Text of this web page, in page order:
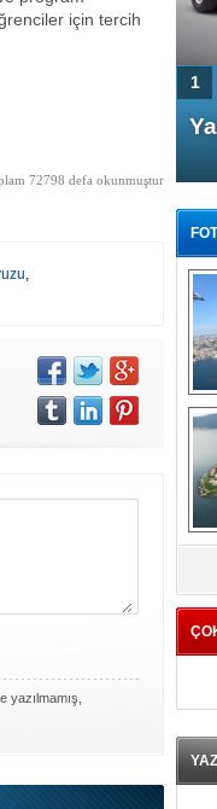
için tercih
72798 defa okunmuştur
,
1